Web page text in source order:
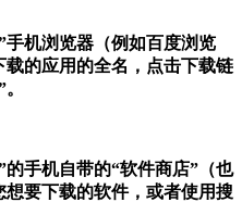
机浏览器（例如百度浏览
的应用的全名，点击下载链
手机自带的“软件商店”（也
要下载的软件，或者使用搜